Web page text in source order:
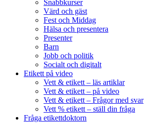
Snabbkurser
Värd och gäst
Fest och Middag
Hälsa och presentera
Presenter
Barn
Jobb och politik
Socialt och digitalt
Etikett på video
Vett & etikett – läs artiklar
Vett & etikett – på video
Vett & etikett – Frågor med svar
Vett % etikett – ställ din fråga
Fråga etikettdoktorn